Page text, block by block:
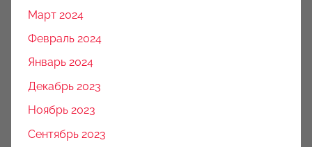
Март 2024
Февраль 2024
Январь 2024
Декабрь 2023
Ноябрь 2023
Сентябрь 2023